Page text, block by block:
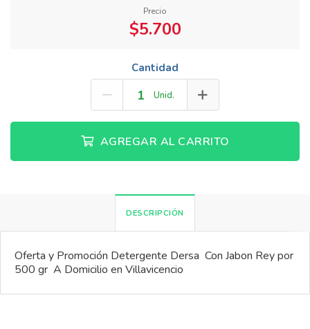
Precio
$5.700
Cantidad
Unid.
AGREGAR AL CARRITO
DESCRIPCIÓN
Oferta y Promoción Detergente Dersa Con Jabon Rey por
500 gr A Domicilio en Villavicencio